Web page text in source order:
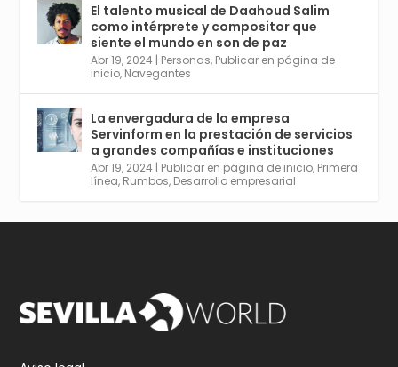
Avata
Sevilla World @worldsevilla ·
30 Abr 2024
Aprovéchalo si vives en Sevilla capital o
provincia. Curso gratuito en Internet de las
Cosas, Inteligencia Artificial y Smart Cities
plazo acaba el 2 de mayo. Dota de gran
empleabilidad. Ver y enlace a inscripción:
https://tinyurl.com/yu5xhwjr
El talento musical de Daahoud Salim
como intérprete y compositor que
siente el mundo en son de paz
Abr 19, 2024 | Personas, Publicar en página de
inicio, Navegantes
La envergadura de la empresa
Servinform en la prestación de servicios
a grandes compañías e instituciones
Abr 19, 2024 | Publicar en página de inicio, Primera
línea, Rumbos, Desarrollo empresarial